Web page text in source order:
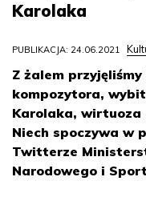
Karolaka
PUBLIKACJA: 24.06.2021
Z żalem
kompozytora,
Karolaka, wirtuoza
Niech spoczywa w
Twitterze
Narodowego i